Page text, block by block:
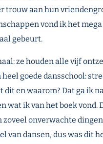
trouw aan hun
vond ik het
gebeurt.
ze houden alle vijf
goede dansschool:
dit en waarom? Dat ga ik
wat ik van het boek vond.
zoveel onverwachte
van dansen, dus was dit